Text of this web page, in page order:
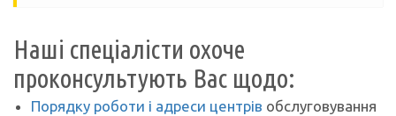
Наші спеціалісти охоче
проконсультують Вас щодо:
Порядку роботи і адреси центрів обслуговування